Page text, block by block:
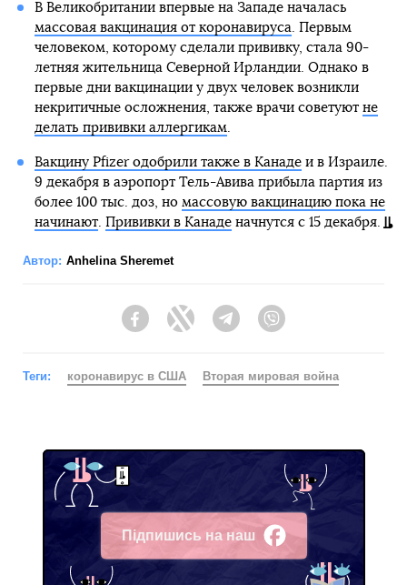
В Великобритании впервые на Западе началась
массовая вакцинация от коронавируса. Первым
человеком, которому сделали прививку, стала 90-
летняя жительница Северной Ирландии. Однако в
первые дни вакцинации у двух человек возникли
некритичные осложнения, также врачи советуют не
делать прививки аллергикам.
Вакцину Pfizer одобрили также в Канадеи в Израиле.
9 декабря в аэропорт Тель-Авива прибыла партия из
более 100 тыс. доз, но массовую вакцинацию пока не
начинают. Прививки в Канаденачнутся с 15 декабря.
Автор: Anhelina Sheremet
FacebookTwitter Telegram
Теги: коронавирус в США Вторая мировая война
Підпишись на наш
Facebook